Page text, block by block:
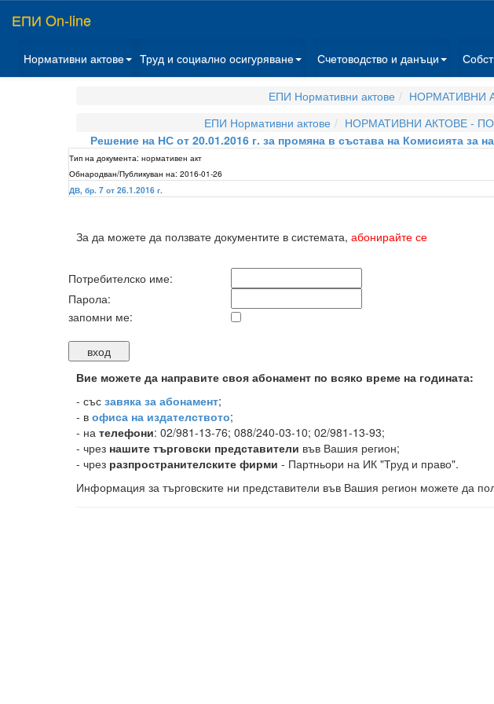
ЕПИ On-line
Нормативни актове Труд и социално осигуряване Счетоводство и данъци
ЕПИ Нормативни актове НОРМАТИВНИ
ЕПИ Нормативни актове
НОРМАТИВНИ АКТОВЕ -
Решение на НС от 20.01.2016 г. за промяна в състава на Комисията за
Тип на документа: нормативен акт
Обнародван/Публикуван на: 2016-01-26
ДВ, бр. 7 от 26.1.2016 г.
За да можете да ползвате документите в системата, абонирайте се
Потребителско име:
Парола:
запомни ме:
Вие можете да направите своя абонамент по всяко време на годината:
- със завяка за абонамент;
- в офиса на издателството;
- на телефони: 02/981-13-76; 088/240-03-10; 02/981-13-93;
- чрез нашите търговски представители във Вашия регион;
- чрез разпространителските фирми - Партньори на ИК "Труд и право".
Информация за търговските ни представители във Вашия регион можете да